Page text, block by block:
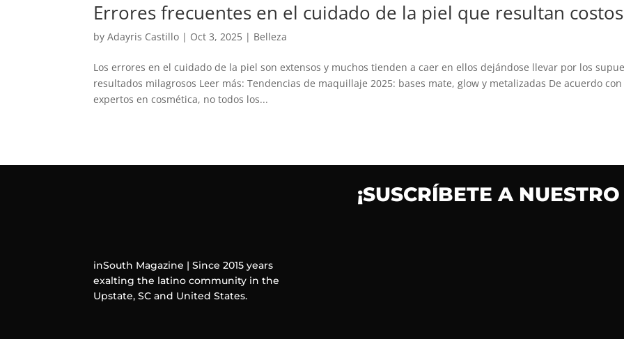
Errores frecuentes en el cuidado de la piel que resultan
byAdayris Castillo | Oct 3, 2025 | Belleza
Los errores en el cuidado de la piel son extensos y muchos tienden a caer en ellos dejándose llevar por los
resultados milagrosos Leer más: Tendencias de maquillaje 2025: bases mate, glow y metalizadas De acuerdo
expertos en cosmética, no todos los...
inSouth Magazine | Since 2015 years
exalting the latino community in the
Upstate, SC and United States.
¡SUSCRÍBETE A